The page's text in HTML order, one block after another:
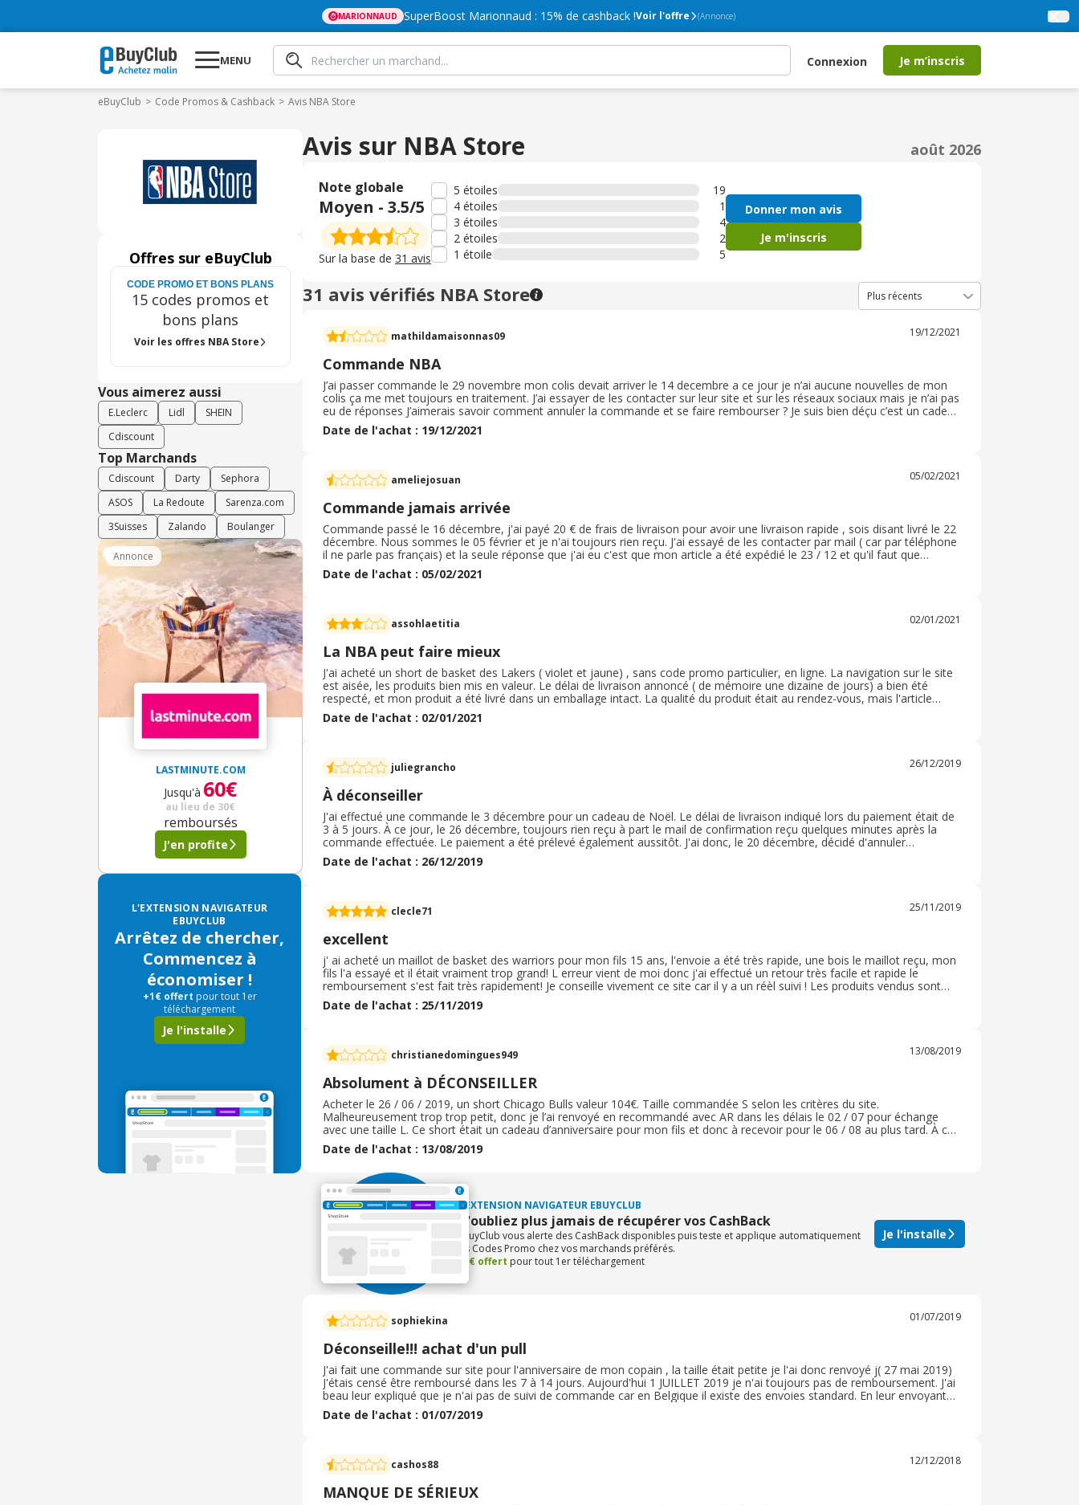
MARIONNAUD SuperBoost Marionnaud : 15% de cashback !Voir l'offre (Annonce)
MENU Connexion Je m’inscris
eBuyClub Code Promos & Cashback Avis NBA Store
Offres sur eBuyClub
CODE PROMO ET BONS PLANS
15 codes promos et
bons plans
Voir les offres NBA Store
Vous aimerez aussi
E.Leclerc Lidl
SHEIN
Cdiscount
Top Marchands
Cdiscount Darty
Sephora
ASOS
La Redoute
Sarenza.com
3Suisses
Zalando Boulanger
LASTMINUTE.COM
Jusqu'à 60€
au lieu de 30€
remboursés
J'en profite
Annonce
L'EXTENSION NAVIGATEUR
EBUYCLUB
Arrêtez de chercher,
Commencez à
économiser !
+1€ offert pour tout 1er
téléchargement
Je l'installe
Avis sur NBA Store août 2026
Note globale
Moyen - 3.5/5
Sur la base de 31 avis
5 étoiles
19
4 étoiles
1
3 étoiles
4
2 étoiles
2
1 étoile
5
Donner mon avis
Je m'inscris
31 avis vérifiés NBA Store
mathildamaisonnas09 19/12/2021
Commande NBA
J’ai passer commande le 29 novembre mon colis devait arriver le 14 decembre a ce jour je n’ai aucune nouvelles de mon
colis ça me met toujours en traitement. J’ai essayer de les contacter sur leur site et sur les réseaux sociaux mais je n’ai pas
eu de réponses J’aimerais savoir comment annuler la commande et se faire rembourser ? Je suis bien déçu c’est un cadeau
de noël pour mon copain et ce n’est quand même pas donner c’est sensé être un bon site et je ne m’attendais pas à avoir
ce problème là
Date de l'achat : 19/12/2021
ameliejosuan 05/02/2021
Commande jamais arrivée
Commande passé le 16 décembre, j'ai payé 20 € de frais de livraison pour avoir une livraison rapide , sois disant livré le 22
décembre. Nous sommes le 05 février et je n'ai toujours rien reçu. J'ai essayé de les contacter par mail ( car par téléphone
il ne parle pas français) et la seule réponse que j'ai eu c'est que mon article a été expédié le 23 / 12 et qu'il faut que
j'attende 20 jours après ce délais. Depuis j'attends, je n'ai toujours aucune nouvelle de mon article qui en plus été un
cadeau de Noel . . Je ne suis vraiment pas satisfaite !
Date de l'achat : 05/02/2021
assohlaetitia 02/01/2021
La NBA peut faire mieux
J'ai acheté un short de basket des Lakers ( violet et jaune) , sans code promo particulier, en ligne. La navigation sur le site
est aisée, les produits bien mis en valeur. Le délai de livraison annoncé ( de mémoire une dizaine de jours) a bien été
respecté, et mon produit a été livré dans un emballage intact. La qualité du produit était au rendez-vous, mais l'article
étant trop petit, j'ai eu besoin de retourner ma commande. A ma grande déception, mais j'aurais dû vérifier avant
d'acheter, le retour de la marchandise n'était pas gratuite. Je dirais même que les frais de retour étaient plutôt élevés : de
Date de l'achat : 02/01/2021
juliegrancho 26/12/2019
À déconseiller
J'ai effectué une commande le 3 décembre pour un cadeau de Noël. Le délai de livraison indiqué lors du paiement était de
3 à 5 jours. À ce jour, le 26 décembre, toujours rien reçu à part le mail de confirmation reçu quelques minutes après la
commande effectuée. Le paiement a été prélevé également aussitôt. J'ai donc, le 20 décembre, décidé d'annuler
complètement ma commande et de me faire rembourser... J'ai reçu un accusé de réception le lendemain m'indiquant que
ma demande sera traitée dans les 24h. 120h plus tard, toujours pas de nouvelles. Je ne recommanderai pas ce site. C'était
Date de l'achat : 26/12/2019
clecle71 25/11/2019
excellent
j' ai acheté un maillot de basket des warriors pour mon fils 15 ans, l'envoie a été très rapide, une bois le maillot reçu, mon
fils l'a essayé et il était vraiment trop grand! L erreur vient de moi donc j'ai effectué un retour très facile et rapide le
remboursement s'est fait très rapidement! Je conseille vivement ce site car il y a un réèl suivi ! Les produits vendus sont
impeccables, bien emballés pour l'envoie! Je recommanderai sur ce site sans hésité car mon fils est fan de basket NBA
donc pour soutenir son équipe et pour jouer lui même au basket il aime porter des vêtements des Warriors!
Date de l'achat : 25/11/2019
christianedomingues949 13/08/2019
Absolument à DÉCONSEILLER
Acheter le 26 / 06 / 2019, un short Chicago Bulls valeur 104€. Taille commandée S selon les critères du site.
Malheureusement trop trop petit, donc je l’ai renvoyé en recommandé avec AR dans les délais le 02 / 07 pour échange
avec une taille L. Ce short était un cadeau d’anniversaire pour mon fils et donc à recevoir pour le 06 / 08 au plus tard. À ce
jour, 13 / 08, je réclame le remboursement du short non reçu. SILENCE RADIO, je n’ai plus aucune réponse à mes mails :
HONTEUX, SCANDALEUX de la part de NBA store. REMBOURSEZ Moi.
Date de l'achat : 13/08/2019
L'EXTENSION NAVIGATEUR EBUYCLUB
N'oubliez plus jamais de récupérer vos CashBack
eBuyClub vous alerte des CashBack disponibles puis teste et applique automatiquement
les Codes Promo chez vos marchands préférés.
+1€ offert pour tout 1er téléchargement
Je l'installe
sophiekina 01/07/2019
Déconseille!!! achat d'un pull
J'ai fait une commande sur site pour l'anniversaire de mon copain , la taille était petite je l'ai donc renvoyé j( 27 mai 2019)
J'étais censé être remboursé dans les 7 à 14 jours. Aujourd'hui 1 JUILLET 2019 je n'ai toujours pas de remboursement. J'ai
beau leur expliqué que je n'ai pas de suivi de commande car en Belgique il existe des envoies standard. En leur envoyant
les preuves je n'ai toujours pas de nouvelle à ce jour. je trouve cela injuste et honteux pour une cliente qui à été honnête
en renvoyant son colis dans les temps je vous le déconseille;
Date de l'achat : 01/07/2019
cashos88 12/12/2018
MANQUE DE SÉRIEUX